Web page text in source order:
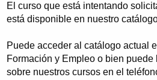
El curso que está intentando
está disponible en nuestro
Puede acceder al catálogo actual
Formación y Empleo o bien puede
sobre nuestros cursos en el